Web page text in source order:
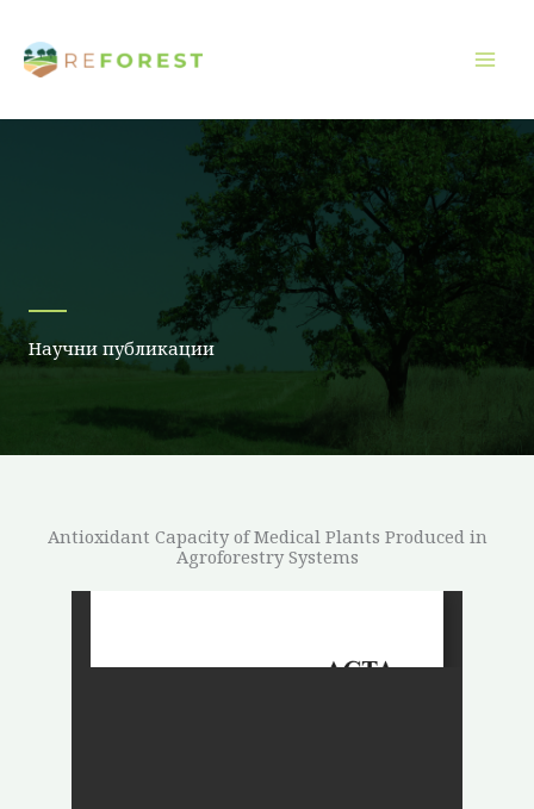
към
съдържанието
Научни публикации
Antioxidant Capacity of Medical Plants Produced in
Agroforestry Systems